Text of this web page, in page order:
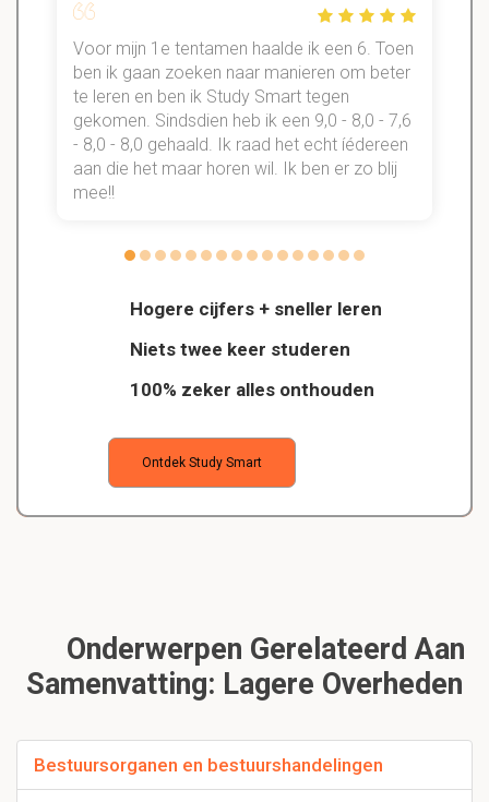
Hogere cijfers + sneller leren
Niets twee keer studeren
100% zeker alles onthouden
Ontdek Study Smart
Voor mijn 1e tentamen haalde ik een 6. Toen
ben ik gaan zoeken naar manieren om beter
te leren en ben ik Study Smart tegen
gekomen. Sindsdien heb ik een 9,0 - 8,0 - 7,6
- 8,0 - 8,0 gehaald. Ik raad het echt íédereen
aan die het maar horen wil. Ik ben er zo blij
mee!!
Onderwerpen Gerelateerd Aan
Samenvatting: Lagere Overheden
Bestuursorganen en bestuurshandelingen